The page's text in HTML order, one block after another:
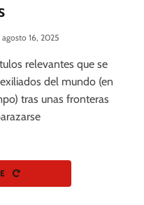
agosto 16, 2025
relevantes que se
del mundo (en
tras unas fronteras